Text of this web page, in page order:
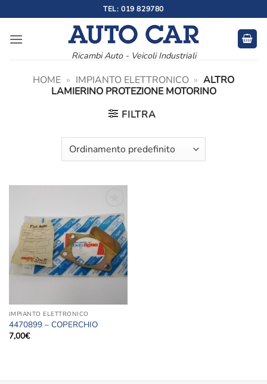
ai
contenuti
TEL: 019 829780
Ricambi Auto - Veicoli Industriali
HOME » IMPIANTO ELETTRONICO » ALTRO
LAMIERINO PROTEZIONE MOTORINO
FILTRA
Aggiungi
alla lista
dei
desideri
IMPIANTO ELETTRONICO
4470899 – COPERCHIO
7,00€